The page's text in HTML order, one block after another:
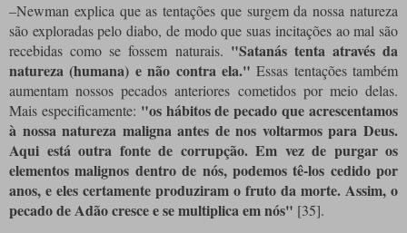
–Newman explica que as tentações que surgem da nossa natureza
são exploradas pelo diabo, de modo que suas incitações ao mal são
recebidas como se fossem naturais. "Satanás tenta através da
natureza (humana) e não contra ela." Essas tentações também
aumentam nossos pecados anteriores cometidos por meio delas.
Mais especificamente: "os hábitos de pecado que acrescentamos
à nossa natureza maligna antes de nos voltarmos para Deus.
Aqui está outra fonte de corrupção. Em vez de purgar os
elementos malignos dentro de nós, podemos tê-los cedido por
anos, e eles certamente produziram o fruto da morte. Assim, o
pecado de Adão cresce e se multiplica em nós" [35].